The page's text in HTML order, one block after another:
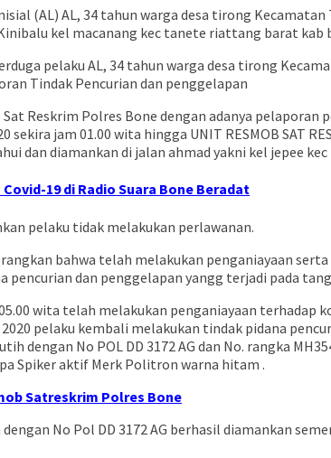
(AL) AL, 34 tahun warga desa tirong
kel macanang kec tanete riattang barat
pelaku AL, 34 tahun warga desa tirong
Tindak Pencurian dan penggelapan
Reskrim Polres Bone dengan adanya
jam 01.00 wita hingga UNIT RESMOB SAT
dan diamankan di jalan ahmad yakni kel jepee
19 di Radio Suara Bone Beradat
pelaku tidak melakukan perlawanan.
bahwa telah melakukan penganiayaan
dan penggelapan yangg terjadi pada
wita telah melakukan penganiayaan terhadap
pelaku kembali melakukan tindak pidana
dengan No POL DD 3172 AG dan No. rangka
Spiker aktif Merk Politron warna hitam .
Satreskrim Polres Bone
No Pol DD 3172 AG berhasil diamankan